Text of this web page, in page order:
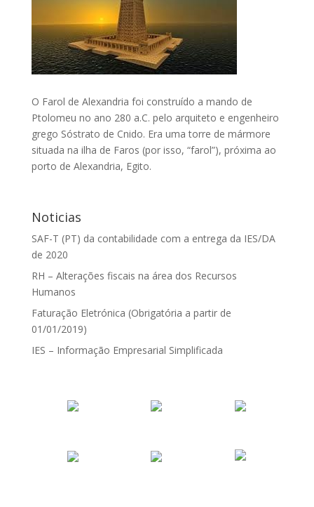
O Farol de Alexandria foi construído a mando de
Ptolomeu no ano 280 a.C. pelo arquiteto e engenheiro
grego Sóstrato de Cnido. Era uma torre de mármore
situada na ilha de Faros (por isso, “farol”), próxima ao
porto de Alexandria, Egito.
Noticias
SAF-T (PT) da contabilidade com a entrega da IES/DA
de 2020
RH – Alterações fiscais na área dos Recursos
Humanos
Faturação Eletrónica (Obrigatória a partir de
01/01/2019)
IES – Informação Empresarial Simplificada